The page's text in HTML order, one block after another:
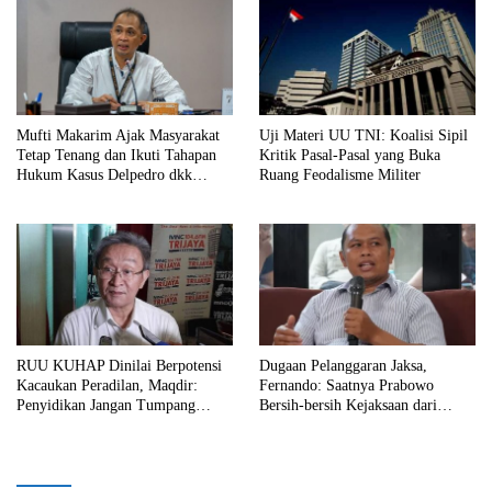
Mufti Makarim Ajak Masyarakat
Tetap Tenang dan Ikuti Tahapan
Hukum Kasus Delpedro dkk
Uji Materi UU TNI: Koalisi Sipil
Kritik Pasal-Pasal yang Buka
Ruang Feodalisme Militer
RUU KUHAP Dinilai Berpotensi
Kacaukan Peradilan, Maqdir:
Penyidikan Jangan Tumpang
Dugaan Pelanggaran Jaksa,
Fernando: Saatnya Prabowo
Bersih-bersih Kejaksaan dari